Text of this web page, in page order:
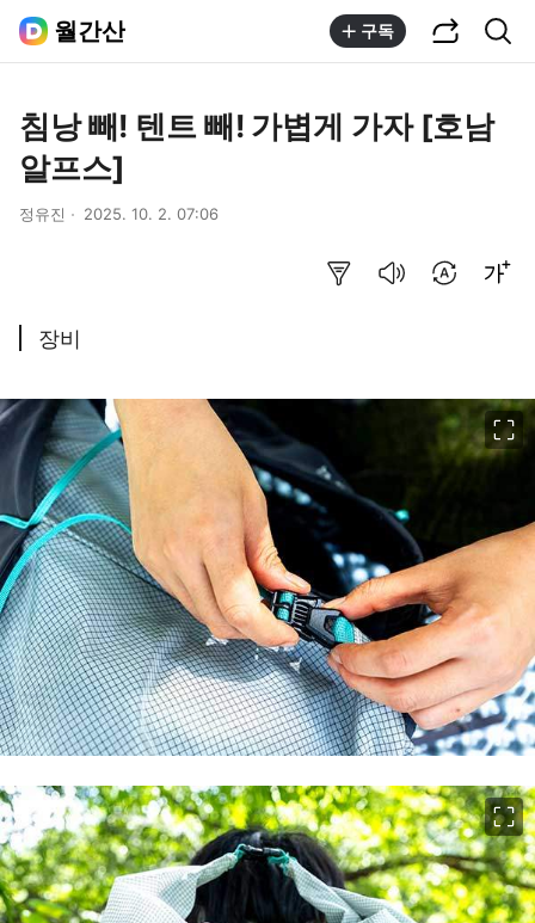
월간산 구독
침낭 빼! 텐트 빼! 가볍게 가자 [호남
알프스]
정유진 2025. 10. 2. 07:06
장비